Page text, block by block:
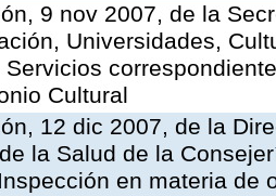
9 nov 2007, de la
Universidades,
Servicios
Cultural
12 dic 2007, de la
la Salud de la
en materia de